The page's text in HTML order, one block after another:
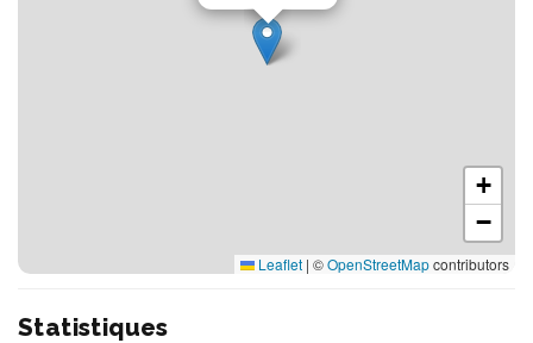
+
−
Leaflet | ©OpenStreetMapcontributors
Statistiques